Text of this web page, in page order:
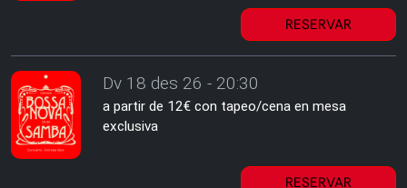
RESERVAR
Dv 18 des 26 - 20:30
a partir de 12€ con tapeo/cena en mesa
exclusiva
RESERVAR